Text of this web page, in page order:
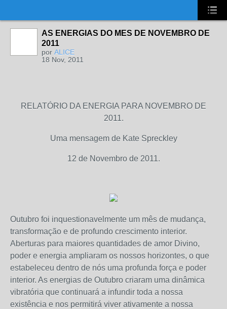
AS ENERGIAS DO MES DE NOVEMBRO DE
2011
por ALICE
18 Nov, 2011
RELATÓRIO DA ENERGIA PARA NOVEMBRO DE
2011.
Uma mensagem de Kate Spreckley
12 de Novembro de 2011.
Outubro foi inquestionavelmente um mês de mudança,
transformação e de profundo crescimento interior.
Aberturas para maiores quantidades de amor Divino,
poder e energia ampliaram os nossos horizontes, o que
estabeleceu dentro de nós uma profunda força e poder
interior. As energias de Outubro criaram uma dinâmica
vibratória que continuará a infundir toda a nossa
existência e nos permitirá viver ativamente a nossa